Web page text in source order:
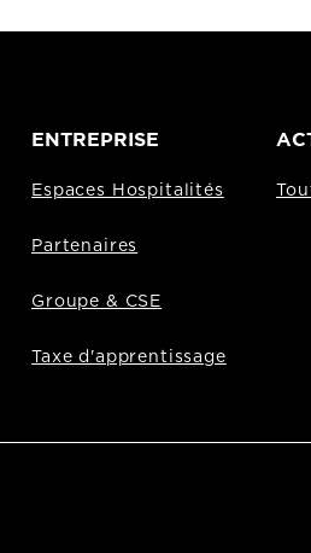
ENTREPRISE
Espaces Hospitalités
Partenaires
Groupe & CSE
Taxe d'apprentissage